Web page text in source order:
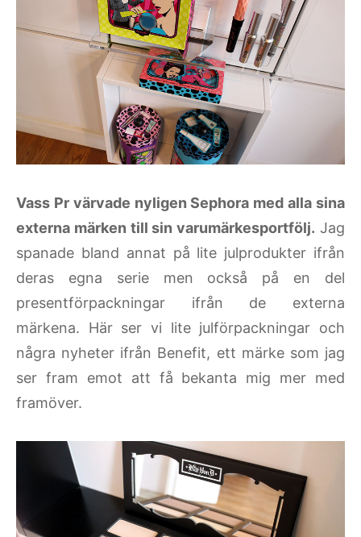
Vass Pr värvade nyligen Sephora med alla sina
externa märken till sin varumärkesportfölj. Jag
spanade bland annat på lite julprodukter ifrån
deras egna serie men också på en del
presentförpackningar ifrån de externa
märkena. Här ser vi lite julförpackningar och
några nyheter ifrån Benefit, ett märke som jag
ser fram emot att få bekanta mig mer med
framöver.